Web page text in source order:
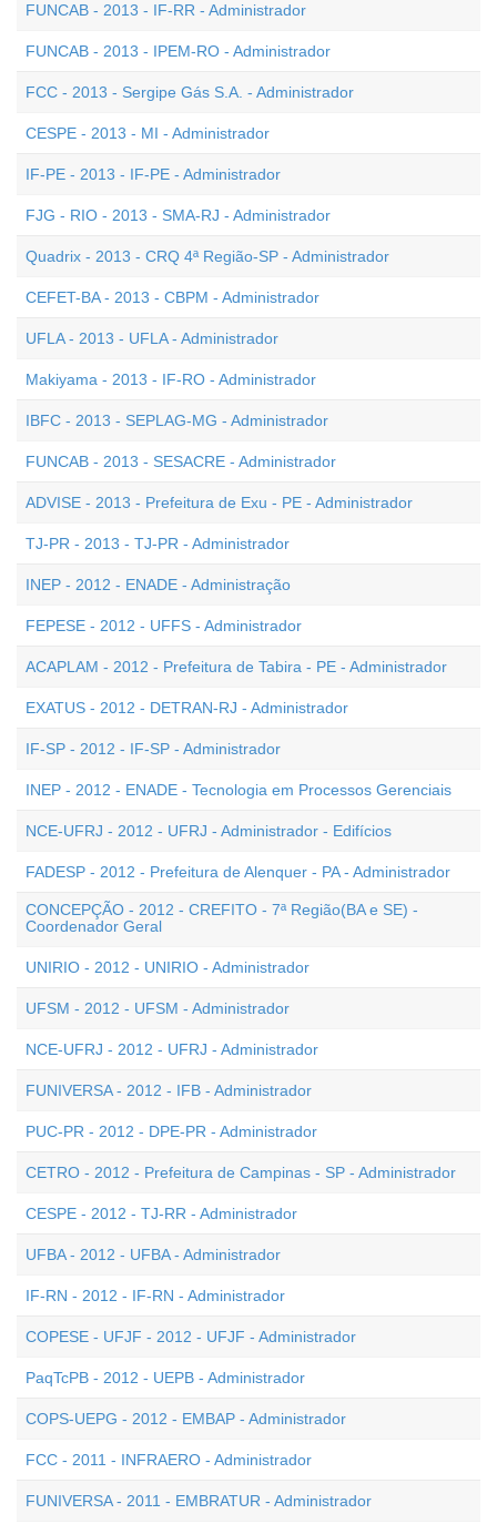
FUNCAB - 2013 - IF-RR - Administrador
FUNCAB - 2013 - IPEM-RO - Administrador
FCC - 2013 - Sergipe Gás S.A. - Administrador
CESPE - 2013 - MI - Administrador
IF-PE - 2013 - IF-PE - Administrador
FJG - RIO - 2013 - SMA-RJ - Administrador
Quadrix - 2013 - CRQ 4ª Região-SP - Administrador
CEFET-BA - 2013 - CBPM - Administrador
UFLA - 2013 - UFLA - Administrador
Makiyama - 2013 - IF-RO - Administrador
IBFC - 2013 - SEPLAG-MG - Administrador
FUNCAB - 2013 - SESACRE - Administrador
ADVISE - 2013 - Prefeitura de Exu - PE - Administrador
TJ-PR - 2013 - TJ-PR - Administrador
INEP - 2012 - ENADE - Administração
FEPESE - 2012 - UFFS - Administrador
ACAPLAM - 2012 - Prefeitura de Tabira - PE - Administrador
EXATUS - 2012 - DETRAN-RJ - Administrador
IF-SP - 2012 - IF-SP - Administrador
INEP - 2012 - ENADE - Tecnologia em Processos Gerenciais
NCE-UFRJ - 2012 - UFRJ - Administrador - Edifícios
FADESP - 2012 - Prefeitura de Alenquer - PA - Administrador
CONCEPÇÃO - 2012 - CREFITO - 7ª Região(BA e SE) -
Coordenador Geral
UNIRIO - 2012 - UNIRIO - Administrador
UFSM - 2012 - UFSM - Administrador
NCE-UFRJ - 2012 - UFRJ - Administrador
FUNIVERSA - 2012 - IFB - Administrador
PUC-PR - 2012 - DPE-PR - Administrador
CETRO - 2012 - Prefeitura de Campinas - SP - Administrador
CESPE - 2012 - TJ-RR - Administrador
UFBA - 2012 - UFBA - Administrador
IF-RN - 2012 - IF-RN - Administrador
COPESE - UFJF - 2012 - UFJF - Administrador
PaqTcPB - 2012 - UEPB - Administrador
COPS-UEPG - 2012 - EMBAP - Administrador
FCC - 2011 - INFRAERO - Administrador
FUNIVERSA - 2011 - EMBRATUR - Administrador